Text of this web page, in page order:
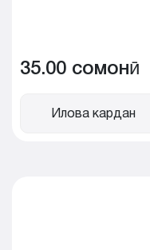
35.00 сомонӣ
Илова кардан